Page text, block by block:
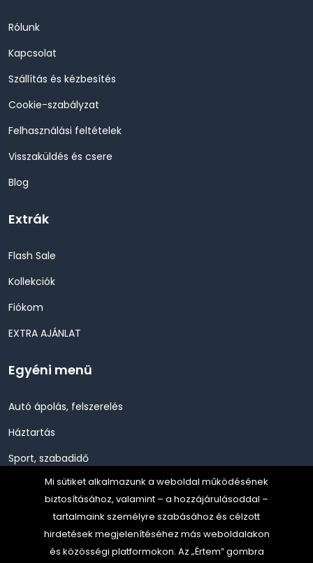
Rólunk
Kapcsolat
Szállítás és kézbesítés
Cookie-szabályzat
Felhasználási feltételek
Visszaküldés és csere
Blog
Extrák
Flash Sale
Kollekciók
Fiókom
EXTRA AJÁNLAT
Egyéni menü
Autó ápolás, felszerelés
Háztartás
Sport, szabadidő
Szépség, Egészség, Higénia
Telefon, Okos eszköz, GPS
Mi sütiket alkalmazunk a weboldal működésének
biztosításához, valamint – a hozzájárulásoddal –
tartalmaink személyre szabásához és célzott
hirdetések megjelenítéséhez más weboldalakon
és közösségi platformokon. Az „Értem” gombra